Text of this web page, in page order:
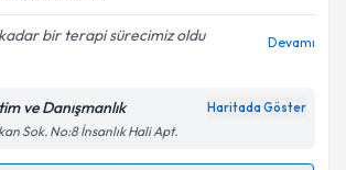
verilerimin işlenmesine ilişkin
okudum ve kişisel verilerimin belirtilen
bir terapi sürecimiz oldu
Devamı
ve Danışmanlık Haritada Göster
Sok. No:8 İnsanlık Hali Apt.